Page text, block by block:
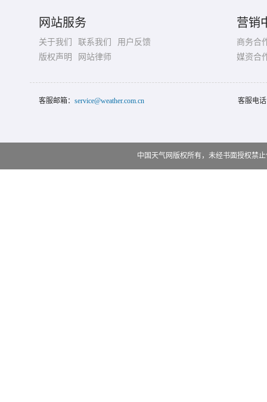
网站服务
关于我们 联系我们
用户反馈
版权声明
网站律师
营销
商务合
媒资合
客服邮箱： service@weather.com.cn 客服电
中国天气网版权所有，未经书面授权